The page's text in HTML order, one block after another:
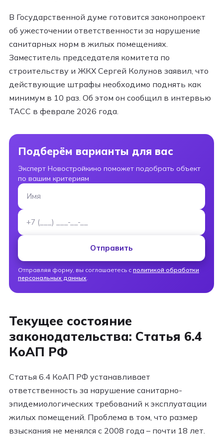
В Государственной думе готовится законопроект
об ужесточении ответственности за нарушение
санитарных норм в жилых помещениях.
Заместитель председателя комитета по
строительству и ЖКХ Сергей Колунов заявил, что
действующие штрафы необходимо поднять как
минимум в 10 раз. Об этом он сообщил в интервью
ТАСС в феврале 2026 года.
Подберём варианты для вас
Эксперт Новостройкино поможет подобрать объект
по вашим критериям
Имя
Номер телефона
Отправить
Отправляя форму, вы соглашаетесь с политикой обработки
персональных данных
Текущее состояние
законодательства: Статья 6.4
КоАП РФ
Статья 6.4 КоАП РФ устанавливает
ответственность за нарушение санитарно-
эпидемиологических требований к эксплуатации
жилых помещений. Проблема в том, что размер
взыскания не менялся с 2008 года – почти 18 лет.